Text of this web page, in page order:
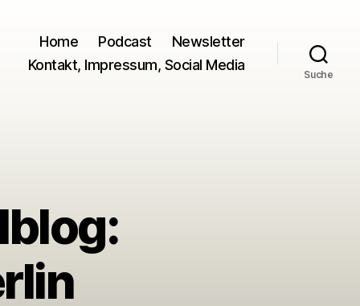
Home Podcast
Newsletter
Kontakt, Impressum, Social Media
Suche